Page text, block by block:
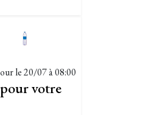
le20/07 à 08:00
votre